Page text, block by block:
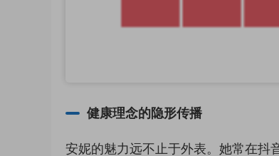
健康理念的隐形传播
安妮的魅力远不止于外表。她常在抖